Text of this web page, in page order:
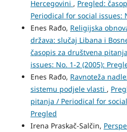
Hercegovini , Pregled:
Periodical for social issues:
Enes Rađo, Religijska
država: slučaj Libana i
časopis za društvena
issues: No. 1-2 (2005):
Enes Rađo, Ravnoteža
sistemu podjele vlasti ,
pitanja / Periodical for
Pregled
Irena Praskač-Salčin,